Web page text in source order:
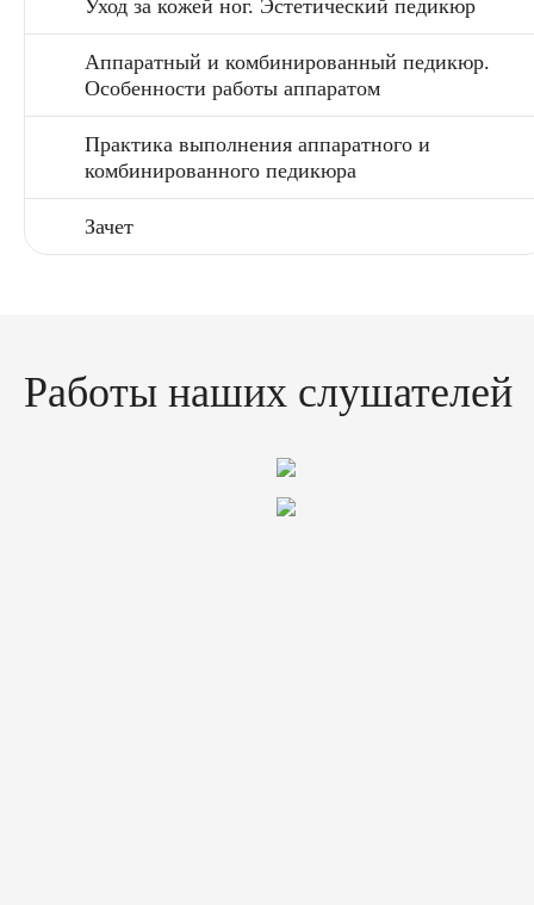
Уход за кожей ног. Эстетический педикюр
Аппаратный и комбинированный педикюр.
Особенности работы аппаратом
Практика выполнения аппаратного и
комбинированного педикюра
Зачет
Работы наших слушателей